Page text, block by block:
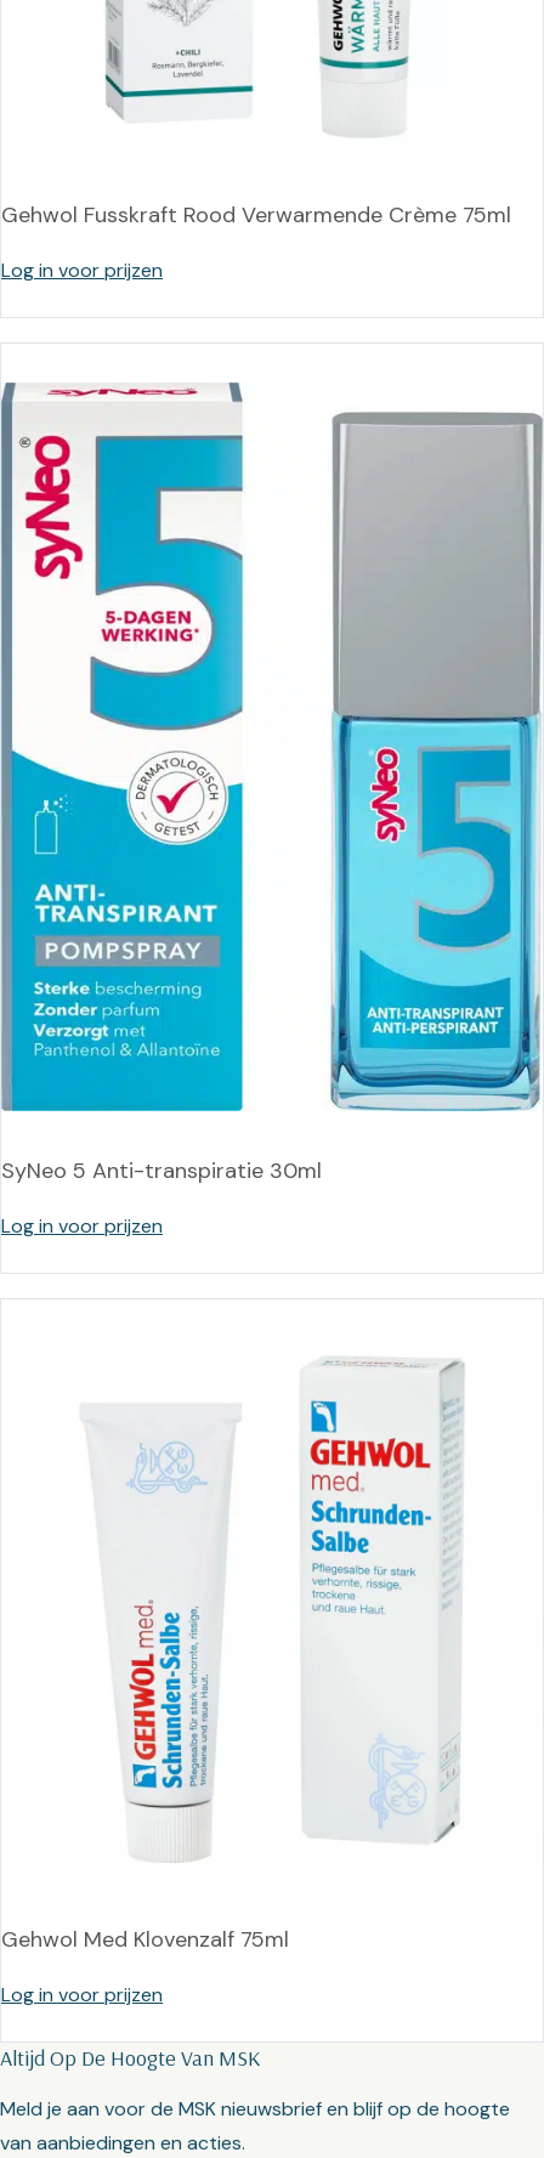
Gehwol Fusskraft Rood Verwarmende Crème 75ml
Log in voor prijzen
SyNeo 5 Anti-transpiratie 30ml
Log in voor prijzen
Gehwol Med Klovenzalf 75ml
Log in voor prijzen
Altijd Op De Hoogte Van MSK
Meld je aan voor de MSK nieuwsbrief en blijf op de hoogte
van aanbiedingen en acties.